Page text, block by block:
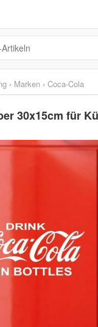
› Marken › Coca-Cola
30x15cm für